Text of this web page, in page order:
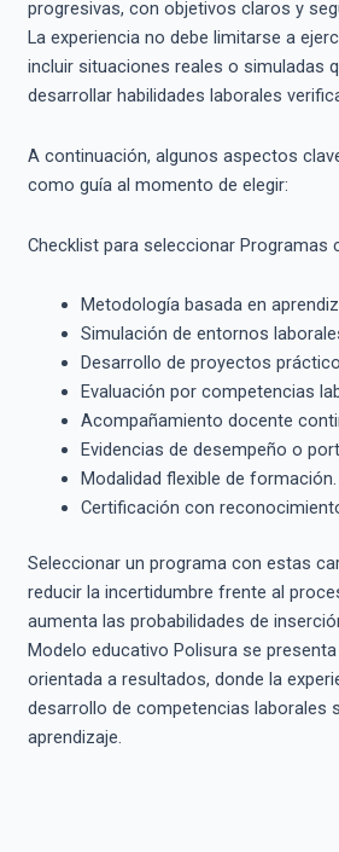
progresivas, con objetivos claros y
La experiencia no debe limitarse a
incluir situaciones reales o simuladas
desarrollar habilidades laborales
A continuación, algunos aspectos
como guía al momento de elegir:
Checklist para seleccionar Programas
Metodología basada en
Simulación de entornos
Desarrollo de proyectos
Evaluación por competencias
Acompañamiento docente
Evidencias de desempeño o
Modalidad flexible de formación.
Certificación con
Seleccionar un programa con estas
reducir la incertidumbre frente al
aumenta las probabilidades de
Modelo educativo Polisura se
orientada a resultados, donde la
desarrollo de competencias laborales
aprendizaje.